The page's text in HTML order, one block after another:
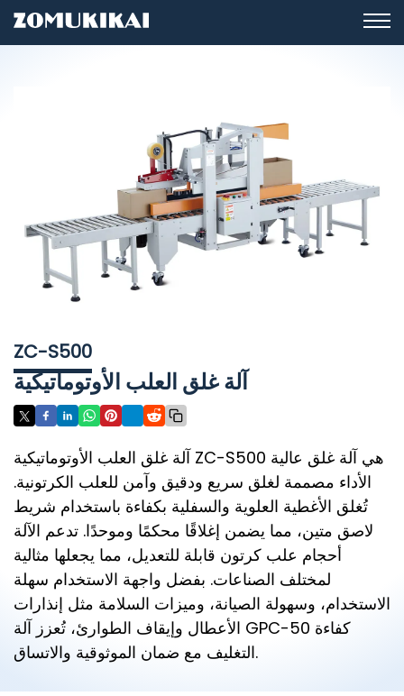
ZC-S500
آلة غلق العلب الأوتوماتيكية
آلة غلق العلب الأوتوماتيكية ZC-S500 هي آلة غلق عالية
الأداء مصممة لغلق سريع ودقيق وآمن للعلب الكرتونية.
تُغلق الأغطية العلوية والسفلية بكفاءة باستخدام شريط
لاصق متين، مما يضمن إغلاقًا محكمًا وموحدًا. تدعم الآلة
أحجام علب كرتون قابلة للتعديل، مما يجعلها مثالية
لمختلف الصناعات. بفضل واجهة الاستخدام سهلة
الاستخدام، وسهولة الصيانة، وميزات السلامة مثل إنذارات
الأعطال وإيقاف الطوارئ، تُعزز آلة GPC-50 كفاءة
التغليف مع ضمان الموثوقية والاتساق.